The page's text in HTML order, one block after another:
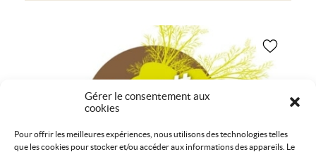
Gérer le consentement aux
cookies
Pour offrir les meilleures expériences, nous utilisons des technologies telles
que les cookies pour stocker et/ou accéder aux informations des appareils. Le